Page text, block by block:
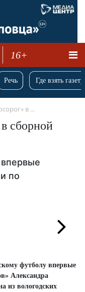
16+
Речь Где взять
в ...
сборной
по
футболу впервые
Александра
из вологодских